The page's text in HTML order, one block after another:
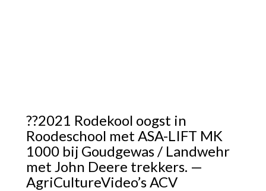
??2021 Rodekool oogst in
Roodeschool met ASA-LIFT MK
1000 bij Goudgewas / Landwehr
met John Deere trekkers. —
AgriCultureVideo’s ACV